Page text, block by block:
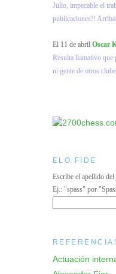
Julio, impecable el
publicaciones!! Arriba
El 11 de abril Oscar
Resulta llamativo que
ni gente de otros
ELO FIDE
Escribe el apellido
Ej.: "spass" por
Actuación